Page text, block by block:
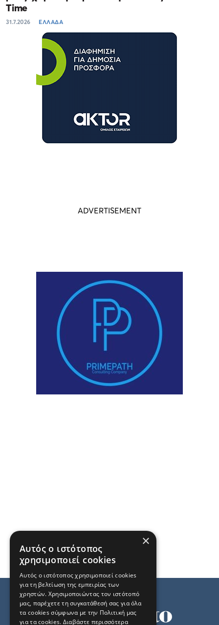
Time
31.7.2026 ΕΛΛΑΔΑ
×
Αυτός ο ιστότοπος
χρησιμοποιεί cookies
Αυτός ο ιστότοπος χρησιμοποιεί cookies
για τη βελτίωση της εμπειρίας των
χρηστών. Χρησιμοποιώντας τον ιστότοπό
μας, παρέχετε τη συγκατάθεσή σας για όλα
τα cookies σύμφωνα με την Πολιτική μας
για τα cookies. Διαβάστε περισσότερα